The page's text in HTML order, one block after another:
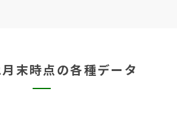
末時点の各種データ